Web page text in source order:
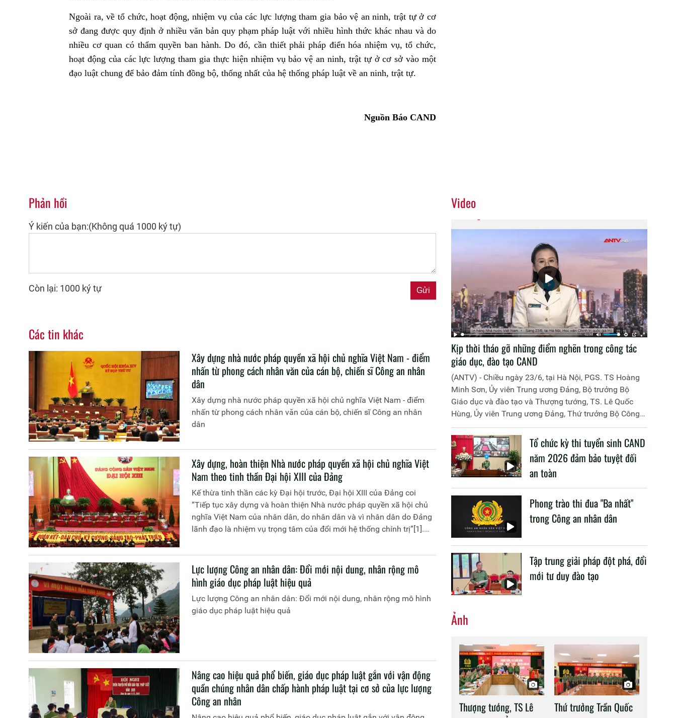
Ngoài ra, về tổ chức, hoạt động, nhiệm vụ của các lực lượng tham gia bảo vệ an ninh, trật tự ở cơ
sở đang được quy định ở nhiều văn bản quy phạm pháp luật với nhiều hình thức khác nhau và do
nhiều cơ quan có thẩm quyền ban hành. Do đó, cần thiết phải pháp điển hóa nhiệm vụ, tổ chức,
hoạt động của các lực lượng tham gia thực hiện nhiệm vụ bảo vệ an ninh, trật tự ở cơ sở vào một
đạo luật chung để bảo đảm tính đồng bộ, thống nhất của hệ thống pháp luật về an ninh, trật tự.
Nguồn Báo CAND
Phản hồi
Ý kiến của bạn:(Không quá 1000 ký tự)
Còn lại: 1000 ký tự
Các tin khác
Xây dựng nhà nước pháp quyền xã hội chủ nghĩa Việt Nam - điểm
nhấn từ phong cách nhân văn của cán bộ, chiến sĩ Công an nhân
dân
Xây dựng nhà nước pháp quyền xã hội chủ nghĩa Việt Nam - điểm
nhấn từ phong cách nhân văn của cán bộ, chiến sĩ Công an nhân
dân
Xây dựng, hoàn thiện Nhà nước pháp quyền xã hội chủ nghĩa Việt
Nam theo tinh thần Đại hội XIII của Đảng
Kế thừa tinh thần các kỳ Đại hội trước, Đại hội XIII của Đảng coi
“Tiếp tục xây dựng và hoàn thiện Nhà nước pháp quyền xã hội chủ
nghĩa Việt Nam của nhân dân, do nhân dân và vì nhân dân do Đảng
lãnh đạo là nhiệm vụ trọng tâm của đổi mới hệ thống chính trị”[1].
pháp xây dựng, hoàn thiện Nhà nước pháp quyền xã hội chủ nghĩa
Việt Nam đến năm 2030, định hướng đến năm 2045. Đó là các giải
pháp định hướng cơ bản sau:
Lực lượng Công an nhân dân: Đổi mới nội dung, nhân rộng mô
hình giáo dục pháp luật hiệu quả
Lực lượng Công an nhân dân: Đổi mới nội dung, nhân rộng mô hình
giáo dục pháp luật hiệu quả
Nâng cao hiệu quả phổ biến, giáo dục pháp luật gắn với vận động
quần chúng nhân dân chấp hành pháp luật tại cơ sở của lực lượng
Công an nhân
Video
Kịp thời tháo gỡ những điểm nghẽn trong công tác
giáo dục, đào tạo CAND
(ANTV) - Chiều ngày 23/6, tại Hà Nội, PGS. TS Hoàng
Minh Sơn, Ủy viên Trung ương Đảng, Bộ trưởng Bộ
Giáo dục và đào tạo và Thượng tướng, TS. Lê Quốc
Hùng, Ủy viên Trung ương Đảng, Thứ trưởng Bộ Công
an đã đồng chủ trì buổi làm việc với các đơn vị của 2
Bộ về một số nội dung liên quan đến công tác giáo dục
và đào tạo của lực lượng CAND.Tổ chức kỳ thi tuyển sinh CAND
năm 2026 đảm bảo tuyệt đối
an toàn
Phong trào thi đua "Ba nhất"
trong Công an nhân dân
Tập trung giải pháp đột phá, đổi
mới tư duy đào tạo
Ảnh
Thượng tướng, TS Lê
Thứ trưởng Trần Quốc